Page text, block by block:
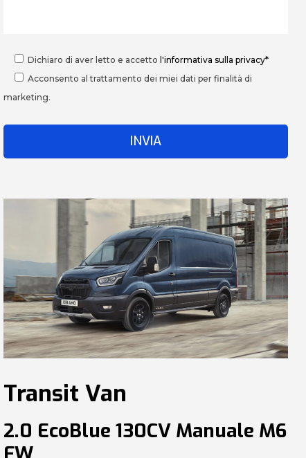
Dichiaro di aver letto e accetto l'informativa sulla privacy*
Acconsento al trattamento dei miei dati per finalità di
marketing.
Transit Van
2.0 EcoBlue 130CV Manuale M6